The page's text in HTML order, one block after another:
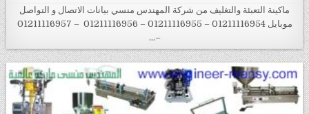
ماكينة التعبئة والتغليف من شركة المهندس منسي بيانات الاتصال و التواصل
موبايل 01211116954 – 01211116955 – 01211116956 – 01211116957
–…